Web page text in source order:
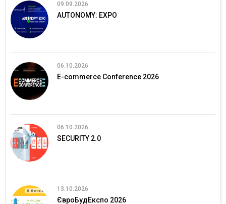
09.09.2026
AUTONOMY: EXPO
06.10.2026
E-commerce Conference 2026
06.10.2026
SECURITY 2.0
13.10.2026
ЄвроБудЕкспо 2026